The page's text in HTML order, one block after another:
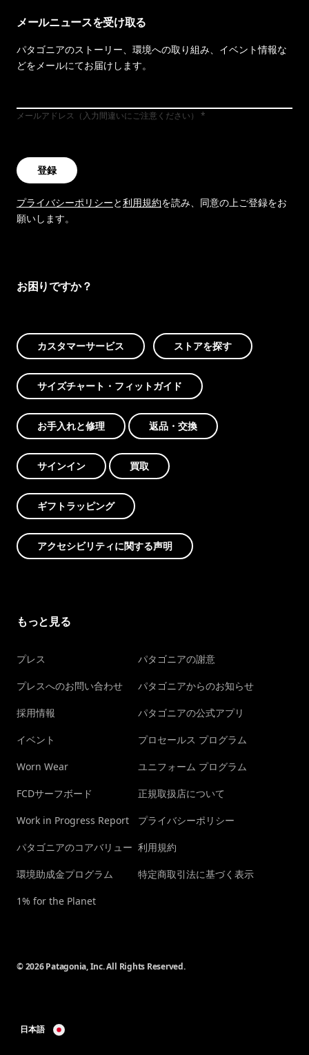
メールニュースを受け取る
パタゴニアのストーリー、環境への取り組み、イベント情報な
どをメールにてお届けします。
メールアドレス（入力間違いにご注意ください）
登録
プライバシーポリシーと利用規約を読み、同意の上ご登録をお
願いします。
お困りですか？
カスタマーサービス ストアを探す
サイズチャート・フィットガイド
お手入れと修理 返品・交換
サインイン 買取
ギフトラッピング
アクセシビリティに関する声明
もっと見る
プレス
プレスへのお問い合わせ
採用情報
イベント
Worn Wear
FCDサーフボード
Work in Progress Report
パタゴニアのコアバリュー
環境助成金プログラム
1% for the Planet
パタゴニアの謝意
パタゴニアからのお知らせ
パタゴニアの公式アプリ
プロセールス プログラム
ユニフォーム プログラム
正規取扱店について
プライバシーポリシー
利用規約
特定商取引法に基づく表示
© 2026 Patagonia, Inc. All Rights Reserved.
日本語